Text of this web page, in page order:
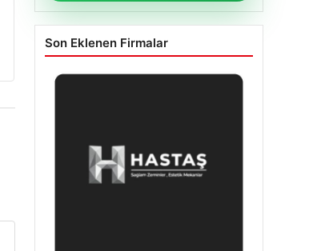
Son Eklenen Firmalar